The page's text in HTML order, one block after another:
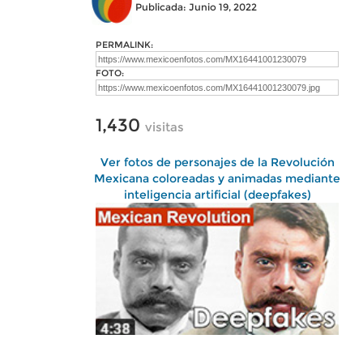
Publicada: Junio 19, 2022
PERMALINK:
FOTO:
1,430 visitas
Ver fotos de personajes de la Revolución
Mexicana coloreadas y animadas mediante
inteligencia artificial (deepfakes)